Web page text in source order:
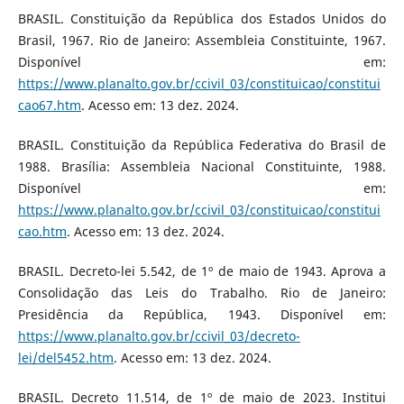
BRASIL. Constituição da República dos Estados Unidos do
Brasil, 1967. Rio de Janeiro: Assembleia Constituinte, 1967.
Disponível em:
https://www.planalto.gov.br/ccivil_03/constituicao/constitui
cao67.htm. Acesso em: 13 dez. 2024.
BRASIL. Constituição da República Federativa do Brasil de
1988. Brasília: Assembleia Nacional Constituinte, 1988.
Disponível em:
https://www.planalto.gov.br/ccivil_03/constituicao/constitui
cao.htm. Acesso em: 13 dez. 2024.
BRASIL. Decreto-lei 5.542, de 1º de maio de 1943. Aprova a
Consolidação das Leis do Trabalho. Rio de Janeiro:
Presidência da República, 1943. Disponível em:
https://www.planalto.gov.br/ccivil_03/decreto-
lei/del5452.htm. Acesso em: 13 dez. 2024.
BRASIL. Decreto 11.514, de 1º de maio de 2023. Institui